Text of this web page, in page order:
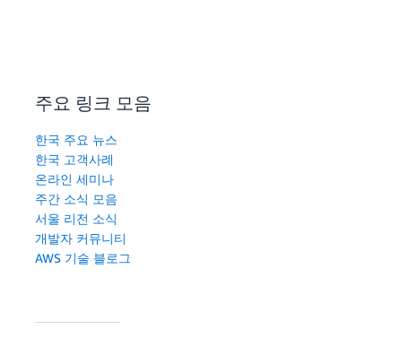
주요 링크 모음
한국 주요 뉴스
한국 고객사례
온라인 세미나
주간 소식 모음
서울 리전 소식
개발자 커뮤니티
AWS 기술 블로그